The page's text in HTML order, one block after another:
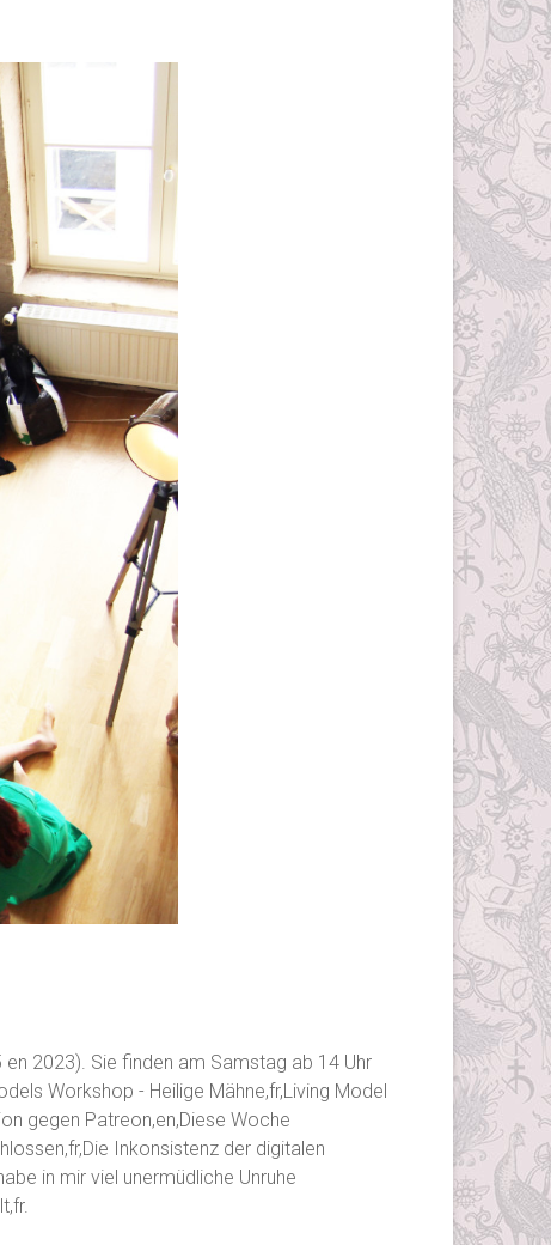
2023). Sie finden am Samstag ab 14 Uhr
Workshop - Heilige Mähne,fr,Living Model
gegen Patreon,en,Diese Woche
Inkonsistenz der digitalen
in mir viel unermüdliche Unruhe